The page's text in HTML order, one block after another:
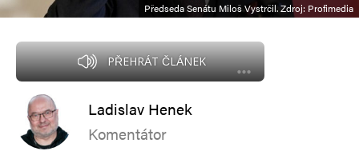
Předseda Senátu Miloš Vystrčil. Zdroj: Profimedia
PŘEHRÁT ČLÁNEK
Ladislav Henek
Komentátor